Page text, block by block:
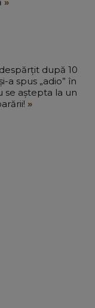
a spus „adio” în
se aștepta la un